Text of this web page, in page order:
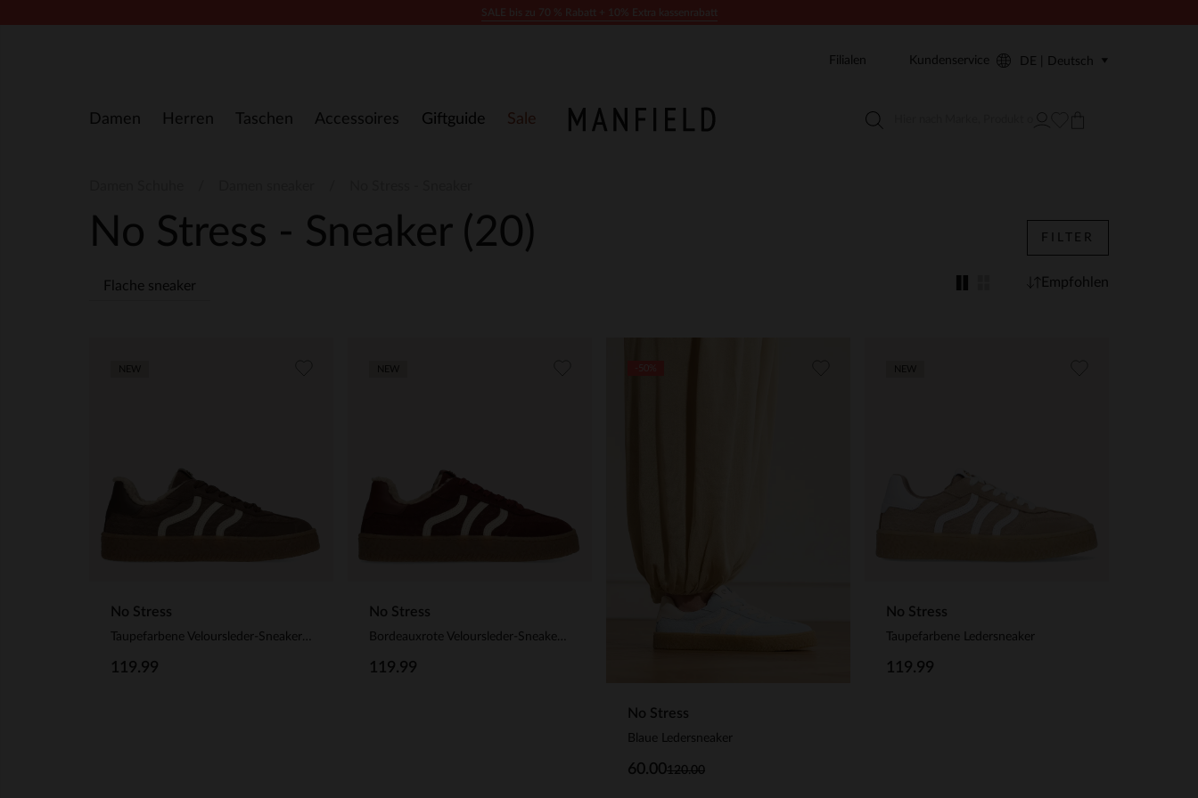
Damen Herren Taschen Accessoires Giftguide Sale
Filialen Kundenservice DE | Deutsch
No Stress - Sneaker (20)
Flache sneaker
FILTER
Empfohlen
No Stress
Taupefarbene Veloursleder-Sneaker mit Kunstfellfutter
119.99
No Stress
Bordeauxrote Veloursleder-Sneaker mit Kunstfellfutter
119.99
No Stress
Blaue Ledersneaker
120.00
60.00
No Stress
Taupefarbene Ledersneaker
119.99